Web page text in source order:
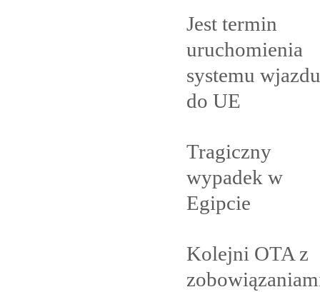
Jest termin
uruchomienia
systemu wjazdu
do UE
Tragiczny
wypadek w
Egipcie
Kolejni OTA z